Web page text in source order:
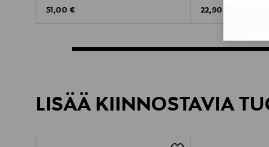
Original Price
51,00 €
Original Price
22,90 €
LISÄÄ KIINNOSTAVIA